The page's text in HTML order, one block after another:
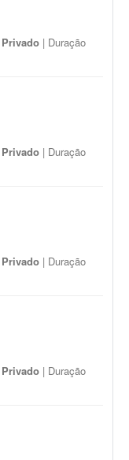
Privado | Duração
Privado | Duração
Privado | Duração
Privado | Duração